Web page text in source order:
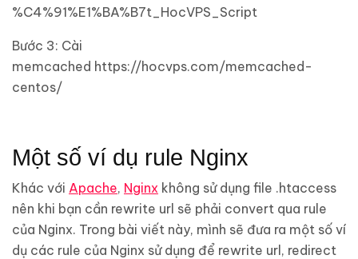
%C4%91%E1%BA%B7t_HocVPS_Script
Bước 3: Cài
memcached https://hocvps.com/memcached-
centos/
Một số ví dụ rule Nginx
Khác với Apache, Nginx không sử dụng file .htaccess
nên khi bạn cần rewrite url sẽ phải convert qua rule
của Nginx. Trong bài viết này, mình sẽ đưa ra một số ví
dụ các rule của Nginx sử dụng để rewrite url, redirect